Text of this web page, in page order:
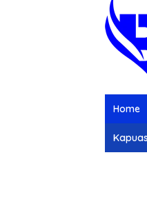
Home